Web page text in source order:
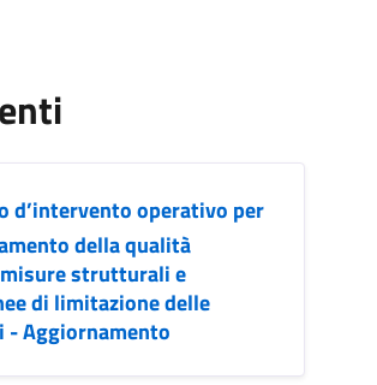
d’intervento operativo per
della qualità
strutturali e
di limitazione delle
- Aggiornamento